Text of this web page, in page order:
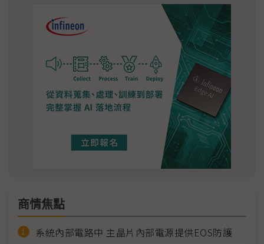
商情焦點
系統內部電路中 主晶片內部電源提供EOS防護